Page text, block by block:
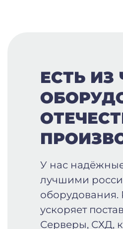
ЕСТЬ ИЗ
У нас
лучшими
оборудования.
ускоряет
Серверы, СХД,